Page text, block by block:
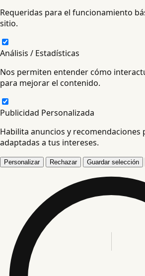
Requeridas para el funcionamiento
sitio.
Análisis / Estadísticas
Nos permiten entender cómo
para mejorar el contenido.
Publicidad Personalizada
Habilita anuncios y recomendaciones
adaptadas a tus intereses.
Personalizar Rechazar Guardar selección